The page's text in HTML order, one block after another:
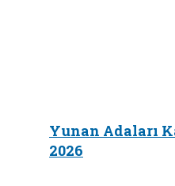
Yunan Adaları
2026